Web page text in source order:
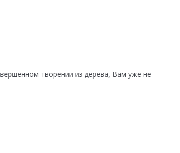
творении из дерева, Вам уже не